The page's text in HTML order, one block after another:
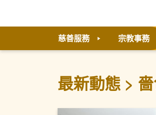
慈善服務 宗教事務
最新動態